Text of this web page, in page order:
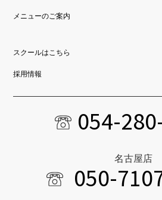
メニューのご案内
スクールはこちら
採用情報
054-
名古屋店
050-